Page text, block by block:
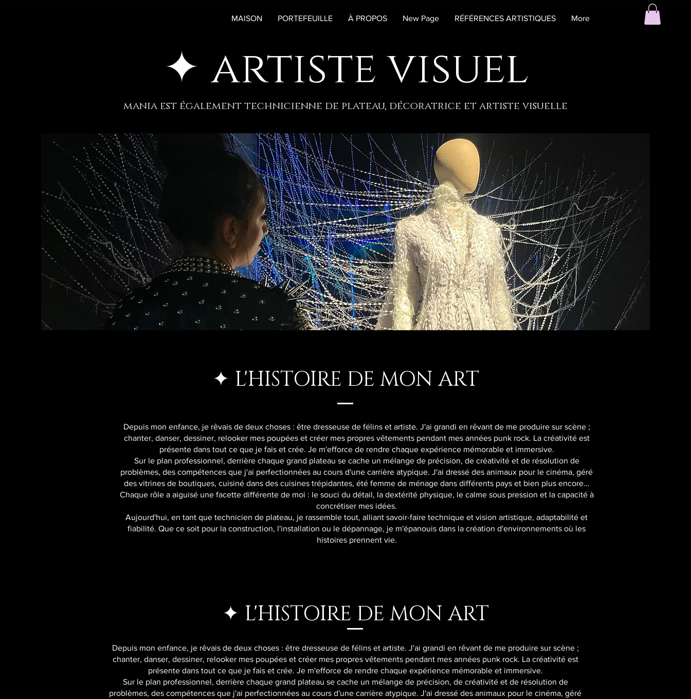
MAISON PORTEFEUILLE À PROPOS New Page RÉFÉRENCES ARTISTIQUES More
✦artiste visuel
mania est également technicienne de plateau, décoratrice et artiste visuelle
✦ L'HISTOIRE DE MON ART
Depuis mon enfance, je rêvais de deux choses : être dresseuse de félins et artiste. J'ai grandi en rêvant de me produire sur scène ;
chanter, danser, dessiner, relooker mes poupées et créer mes propres vêtements pendant mes années punk rock. La créativité est
présente dans tout ce que je fais et crée. Je m'efforce de rendre chaque expérience mémorable et immersive.
Sur le plan professionnel, derrière chaque grand plateau se cache un mélange de précision, de créativité et de résolution de
problèmes, des compétences que j'ai perfectionnées au cours d'une carrière atypique. J'ai dressé des animaux pour le cinéma, géré
des vitrines de boutiques, cuisiné dans des cuisines trépidantes, été femme de ménage dans différents pays et bien plus encore…
Chaque rôle a aiguisé une facette différente de moi : le souci du détail, la dextérité physique, le calme sous pression et la capacité à
concrétiser mes idées.
Aujourd'hui, en tant que technicien de plateau, je rassemble tout, alliant savoir-faire technique et vision artistique, adaptabilité et
fiabilité. Que ce soit pour la construction, l'installation ou le dépannage, je m'épanouis dans la création d'environnements où les
histoires prennent vie.
✦ L'HISTOIRE DE MON ART
Depuis mon enfance, je rêvais de deux choses : être dresseuse de félins et artiste. J'ai grandi en rêvant de me produire sur scène ;
chanter, danser, dessiner, relooker mes poupées et créer mes propres vêtements pendant mes années punk rock. La créativité est
présente dans tout ce que je fais et crée. Je m'efforce de rendre chaque expérience mémorable et immersive.
Sur le plan professionnel, derrière chaque grand plateau se cache un mélange de précision, de créativité et de résolution de
problèmes, des compétences que j'ai perfectionnées au cours d'une carrière atypique. J'ai dressé des animaux pour le cinéma, géré